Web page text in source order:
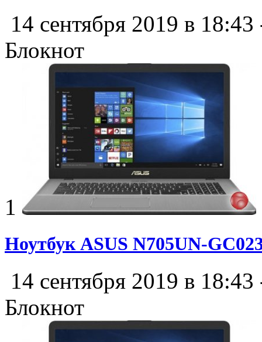
14 сентября 2019 в
Блокнот
1
Ноутбук ASUS N705UN-
14 сентября 2019 в
Блокнот